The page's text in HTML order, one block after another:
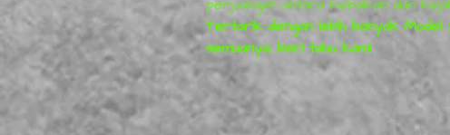
perjuangan antara kebaikan dan
Tertarik dengan lebih banyak
semuanya, beri tahu kami